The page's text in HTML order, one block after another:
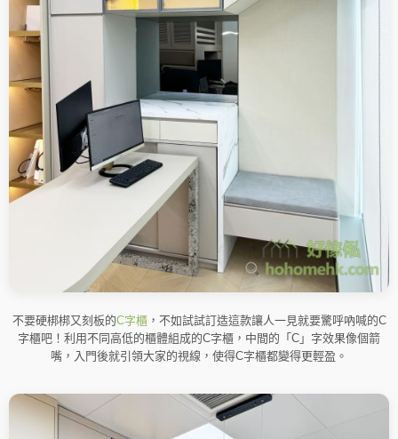
不要硬梆梆又刻板的C字櫃，不如試試訂造這款讓人一見就要驚呼吶喊的C
字櫃吧！利用不同高低的櫃體組成的C字櫃，中間的「C」字效果像個箭
嘴，入門後就引領大家的視線，使得C字櫃都變得更輕盈。